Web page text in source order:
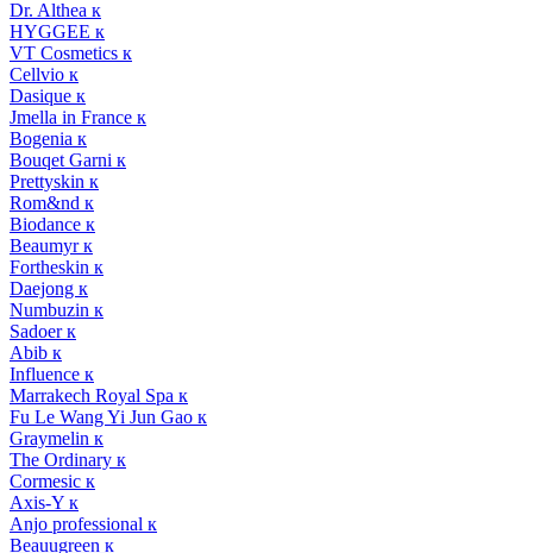
Dr. Althea к
HYGGEE к
VT Cosmetics к
Cellvio к
Dasique к
Jmella in France к
Bogenia к
Bouqet Garni к
Prettyskin к
Rom&nd к
Biodance к
Beaumyr к
Fortheskin к
Daejong к
Numbuzin к
Sadoer к
Abib к
Influence к
Marrakech Royal Spa к
Fu Le Wang Yi Jun Gao к
Graymelin к
The Ordinary к
Cormesic к
Axis-Y к
Anjo professional к
Beauugreen к